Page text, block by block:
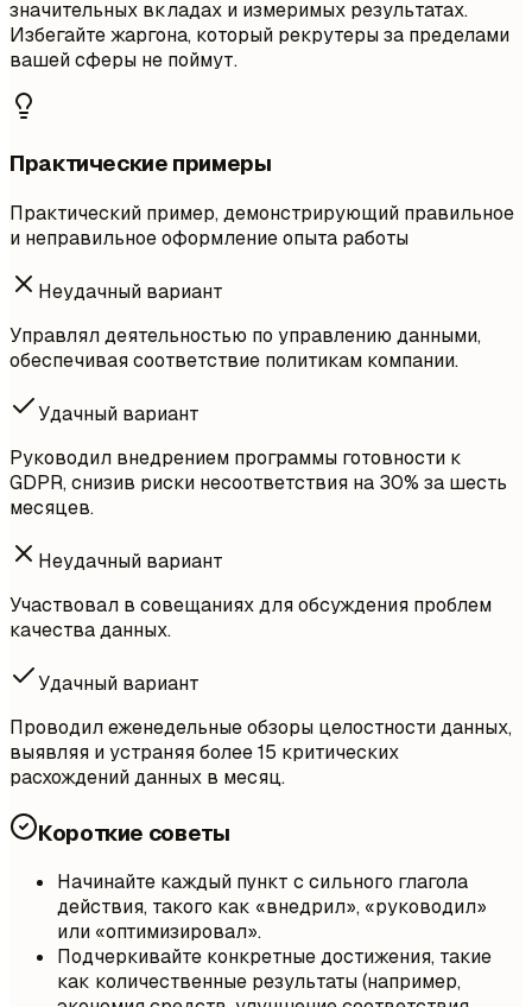
значительных вкладах и измеримых результатах.
Избегайте жаргона, который рекрутеры за пределами
вашей сферы не поймут.
Практические примеры
Практический пример, демонстрирующий правильное
и неправильное оформление опыта работы
Неудачный вариант
Управлял деятельностью по управлению данными,
обеспечивая соответствие политикам компании.
Удачный вариант
Руководил внедрением программы готовности к
GDPR, снизив риски несоответствия на 30% за шесть
месяцев.
Неудачный вариант
Участвовал в совещаниях для обсуждения проблем
качества данных.
Удачный вариант
Проводил еженедельные обзоры целостности данных,
выявляя и устраняя более 15 критических
расхождений данных в месяц.
Короткие советы
Начинайте каждый пункт с сильного глагола
действия, такого как «внедрил», «руководил»
или «оптимизировал».
Подчеркивайте конкретные достижения, такие
как количественные результаты (например,